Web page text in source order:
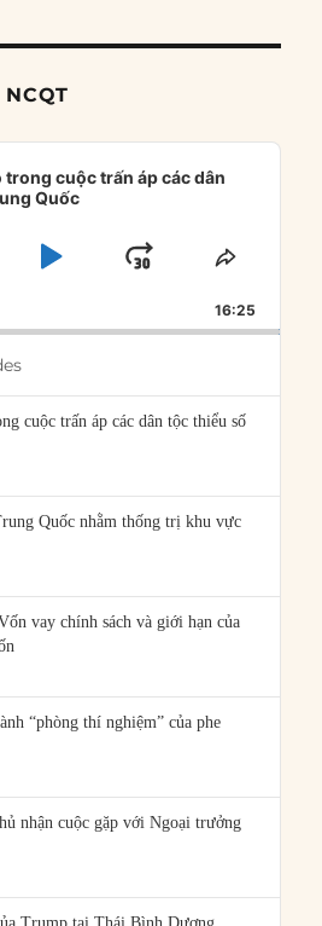
NCQT
trong cuộc trấn áp các dân
Quốc
PLAYJUMP
FORWARD
SHARE
16:25
cuộc trấn áp các dân tộc thiểu số
Quốc nhằm thống trị khu vực
vay chính sách và giới hạn của
“phòng thí nghiệm” của phe
nhận cuộc gặp với Ngoại trưởng